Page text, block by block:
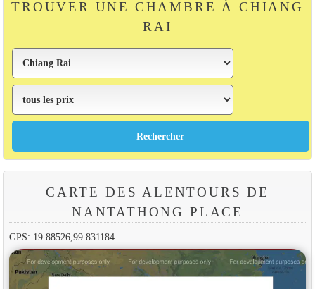
TROUVER UNE CHAMBRE À CHIANG
RAI
CARTE DES ALENTOURS DE
NANTATHONG PLACE
GPS: 19.88526,99.831184